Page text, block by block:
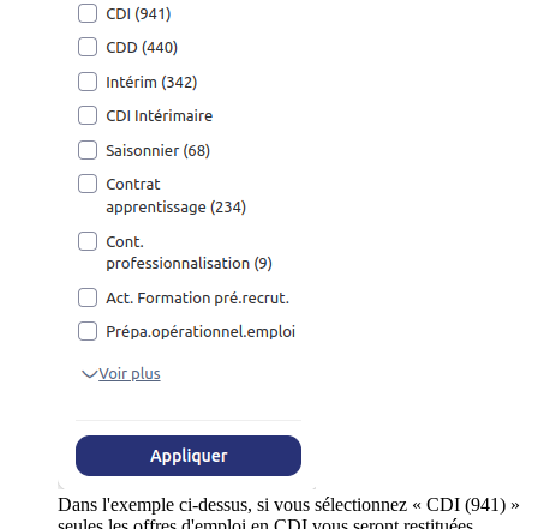
Dans l'exemple ci-dessus, si vous sélectionnez « CDI (941) »